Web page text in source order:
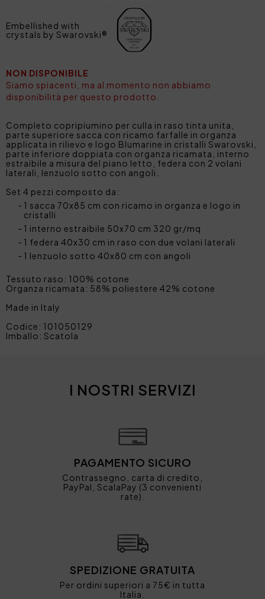
Embellished with
crystals by Swarovski®
NON DISPONIBILE
Siamo spiacenti, ma al momento non abbiamo
disponibilità per questo prodotto.
Completo copripiumino per culla in raso tinta unita,
parte superiore sacca con ricamo farfalle in organza
applicata in rilievo e logo Blumarine in cristalli Swarovski,
parte inferiore doppiata con organza ricamata, interno
estraibile a misura del piano letto, federa con 2 volani
laterali, lenzuolo sotto con angoli.
Set 4 pezzi composto da:
1 sacca 70x85 cm con ricamo in organza e logo in
cristalli
1 interno estraibile 50x70 cm 320 gr/mq
1 federa 40x30 cm in raso con due volani laterali
1 lenzuolo sotto 40x80 cm con angoli
Tessuto raso: 100% cotone
Organza ricamata: 58% poliestere 42% cotone
Made in Italy
Codice: 101050129
Imballo: Scatola
I NOSTRI SERVIZI
PAGAMENTO SICURO
Contrassegno, carta di credito,
PayPal, ScalaPay (3 convenienti
rate).
SPEDIZIONE GRATUITA
Per ordini superiori a 75€ in tutta
Italia.